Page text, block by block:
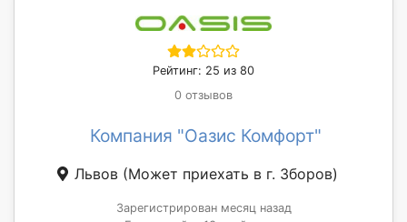
Рейтинг: 25 из 80
0 отзывов
Компания "Оазис Комфорт"
Львов (Может приехать в г. Зборов)
Зарегистрирован месяц назад